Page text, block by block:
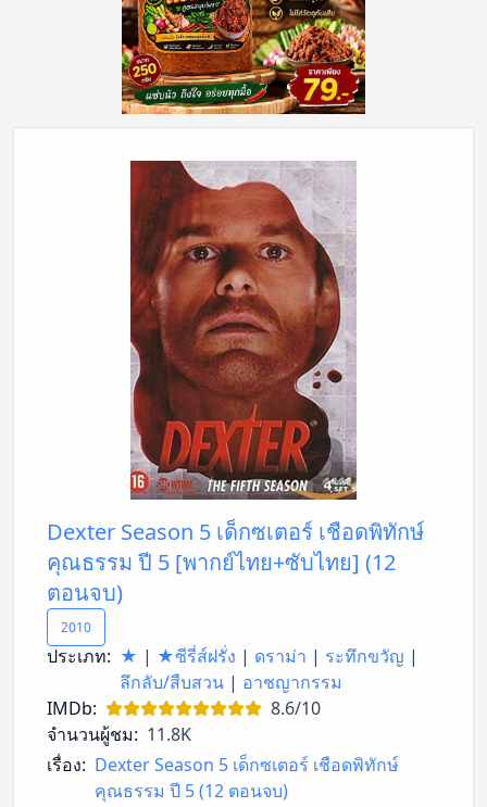
Dexter Season 5 เด็กซเตอร์ เชือดพิทักษ์
คุณธรรม ปี 5 [พากย์ไทย+ซับไทย] (12
ตอนจบ)
2010
ประเภท: ★ | ★ซีรี่ส์ฝรั่ง | ดราม่า | ระทึกขวัญ |
ลึกลับ/สืบสวน | อาชญากรรม
IMDb:
8.6/10
จำนวนผู้ชม: 11.8K
เรื่อง: Dexter Season 5 เด็กซเตอร์ เชือดพิทักษ์
คุณธรรม ปี 5 (12 ตอนจบ)